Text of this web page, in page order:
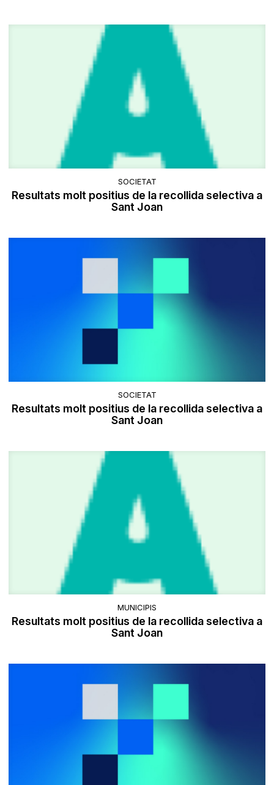
SOCIETAT
Resultats molt positius de la recollida selectiva a
Sant Joan
SOCIETAT
Resultats molt positius de la recollida selectiva a
Sant Joan
MUNICIPIS
Resultats molt positius de la recollida selectiva a
Sant Joan